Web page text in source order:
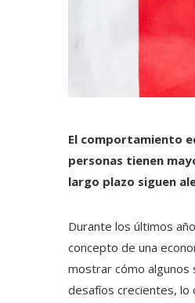
El comportamiento
personas tienen
largo plazo siguen
Durante los últimos
concepto de una
mostrar cómo algunos
desafíos crecientes, lo